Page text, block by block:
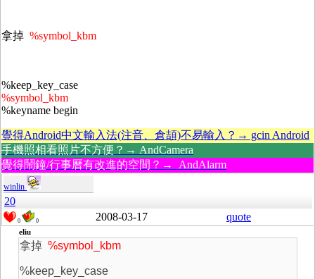
拿掉 %symbol_kbm
%keep_key_case
%symbol_kbm
%keyname begin
覺得Android中文輸入法(注音、倉頡)不易輸入？→ gcin Android
手機照相看照片不方便？→ AndCamera
覺得鬧鐘/行事曆有改進的空間？→ AndAlarm
winlin
20
0 0 2008-03-17 quote
eliu
拿掉 %symbol_kbm
%keep_key_case